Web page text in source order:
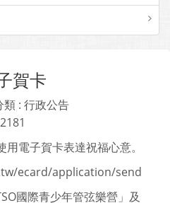
賀卡
類 : 行政公告
電子賀卡表達祝福心意。
ecard/application/send
國際青少年管弦樂營」及